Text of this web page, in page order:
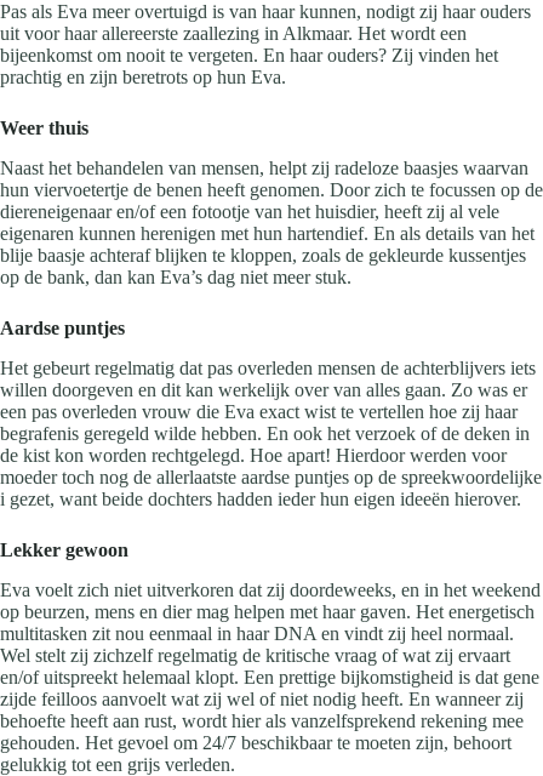
Pas als Eva meer overtuigd is van haar kunnen, nodigt zij haar ouders
uit voor haar allereerste zaallezing in Alkmaar. Het wordt een
bijeenkomst om nooit te vergeten. En haar ouders? Zij vinden het
prachtig en zijn beretrots op hun Eva.
Weer thuis
Naast het behandelen van mensen, helpt zij radeloze baasjes waarvan
hun viervoetertje de benen heeft genomen. Door zich te focussen op de
diereneigenaar en/of een fotootje van het huisdier, heeft zij al vele
eigenaren kunnen herenigen met hun hartendief. En als details van het
blije baasje achteraf blijken te kloppen, zoals de gekleurde kussentjes
op de bank, dan kan Eva’s dag niet meer stuk.
Aardse puntjes
Het gebeurt regelmatig dat pas overleden mensen de achterblijvers iets
willen doorgeven en dit kan werkelijk over van alles gaan. Zo was er
een pas overleden vrouw die Eva exact wist te vertellen hoe zij haar
begrafenis geregeld wilde hebben. En ook het verzoek of de deken in
de kist kon worden rechtgelegd. Hoe apart! Hierdoor werden voor
moeder toch nog de allerlaatste aardse puntjes op de spreekwoordelijke
i gezet, want beide dochters hadden ieder hun eigen ideeën hierover.
Lekker gewoon
Eva voelt zich niet uitverkoren dat zij doordeweeks, en in het weekend
op beurzen, mens en dier mag helpen met haar gaven. Het energetisch
multitasken zit nou eenmaal in haar DNA en vindt zij heel normaal.
Wel stelt zij zichzelf regelmatig de kritische vraag of wat zij ervaart
en/of uitspreekt helemaal klopt. Een prettige bijkomstigheid is dat gene
zijde feilloos aanvoelt wat zij wel of niet nodig heeft. En wanneer zij
behoefte heeft aan rust, wordt hier als vanzelfsprekend rekening mee
gehouden. Het gevoel om 24/7 beschikbaar te moeten zijn, behoort
gelukkig tot een grijs verleden.